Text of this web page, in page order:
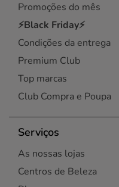
Promoções do mês
⚡Black Friday⚡
Condições da entrega
Premium Club
Top marcas
Club Compra e Poupa
Serviços
As nossas lojas
Centros de Beleza